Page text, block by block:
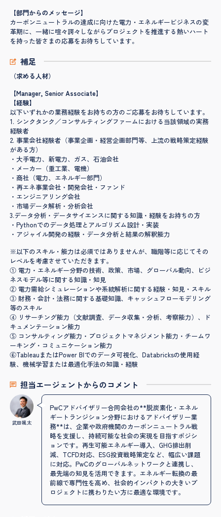
【部門からのメッセージ】
カーボンニュートラルの達成に向けた電力・エネルギービジネスの変
革期に、一緒に喧々諤々しながらプロジェクトを推進する熱いハート
を持った皆さまの応募をお待ちしています。
補足
（求める人材）
【Manager, Senior Associate】
【経験】
以下いずれかの業務経験をお持ちの方のご応募をお待ちしています。
1. シンクタンク／コンサルティングファームにおける当該領域の実務
経験者
2. 事業会社経験者（事業企画・経営企画部門等、上流の戦略策定経験
がある方）
・大手電力、新電力、ガス、石油会社
・メーカー（重工業、電機）
・商社（電力、エネルギー部門）
・再エネ事業会社・開発会社・ファンド
・エンジニアリング会社
・市場データ解析・分析会社
3.データ分析・データサイエンスに関する知識・経験をお持ちの方
・Pythonでのデータ処理とアルゴリズム設計・実装
・アジャイル開発の経験・データ分析と結果の解釈能力
※以下のスキル・能力は必須ではありませんが、職階等に応じてその
レベルを考慮させていただきます。
① 電力・エネルギー分野の技術、政策、市場、グローバル動向、ビジ
ネスモデル等に関する知識・知見
② 電力需給シミュレーションや系統解析に関する経験・知見・スキル
③ 財務・会計・法務に関する基礎知識、キャッシュフローモデリング
等のスキル
④ リサーチング能力（文献調査、データ収集・分析、考察能力）、ド
キュメンテーション能力
⑤ コンサルティング能力・プロジェクトマネジメント能力・チームワ
ーキング・コミュニケーション能力
⑥TableauまたはPower BIでのデータ可視化、Databricksの使用経
験、機械学習または最適化手法の知識・経験
担当エージェントからのコメント
武田颯太
PwCアドバイザリー合同会社の**脱炭素化・エネル
ギートランジション分野におけるアドバイザリー業
務**は、企業や政府機関のカーボンニュートラル戦
略を支援し、持続可能な社会の実現を目指すポジシ
ョンです。再生可能エネルギー導入、GHG排出削
減、TCFD対応、ESG投資戦略策定など、幅広い課題
に対応。PwCのグローバルネットワークと連携し、
最先端の知見を活用できます。エネルギー転換の最
前線で専門性を高め、社会的インパクトの大きいプ
ロジェクトに携わりたい方に最適な環境です。